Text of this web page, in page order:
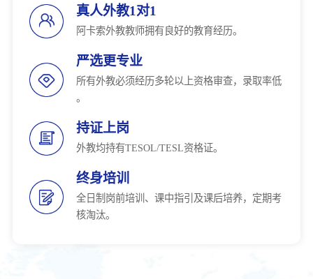
真人外教1对1
阿卡索外教教师拥有良好的教育经历。
严选更专业
所有外教必须经历多轮以上资格审查，录取率低
。
持证上岗
外教均持有TESOL/TESL资格证。
终身培训
全日制岗前培训、课中指引及课后培养，定期考
核淘汰。